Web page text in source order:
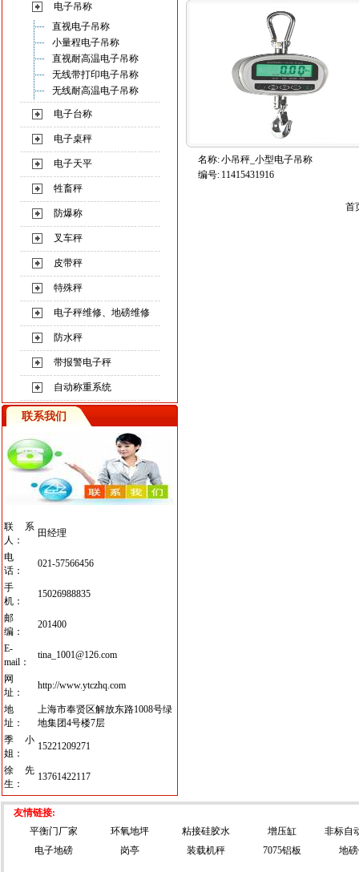
电子吊称
直视电子吊称
小量程电子吊称
直视耐高温电子吊称
无线带打印电子吊称
无线耐高温电子吊称
电子台称
电子桌秤
电子天平
牲畜秤
防爆称
叉车秤
皮带秤
特殊秤
电子秤维修、地磅维修
防水秤
带报警电子秤
自动称重系统
联系我们
联系
人：
田经理
电
话：
021-57566456
手
机：
15026988835
邮
编：
201400
E-
mail：
tina_1001@126.com
网
址：
http://www.ytczhq.com
地
址：
上海市奉贤区解放东路1008号绿
地集团4号楼7层
季小
姐：
15221209271
徐先
生：
13761422117
名称:小吊秤_小型电子吊称
编号: 11415431916
首
友情链接:
平衡门厂家
环氧地坪 粘接硅胶水 增压缸
非标自
电子地磅
岗亭 装载机秤 7075铝板 地